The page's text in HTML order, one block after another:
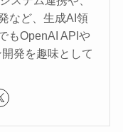
など、生成AI領
もOpenAI APIや
発を趣味として